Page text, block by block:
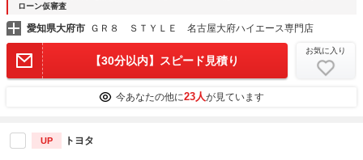
ローン仮審査
愛知県大府市 ＧＲ８ ＳＴＹＬＥ 名古屋大府ハイエース専門店
【30分以内】スピード見積り
お気に入り
今あなたの他に23人が見ています
UP トヨタ